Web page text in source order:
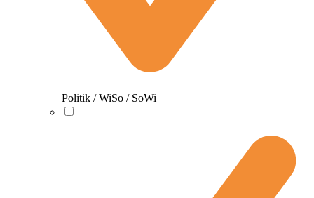
Politik / WiSo / SoWi